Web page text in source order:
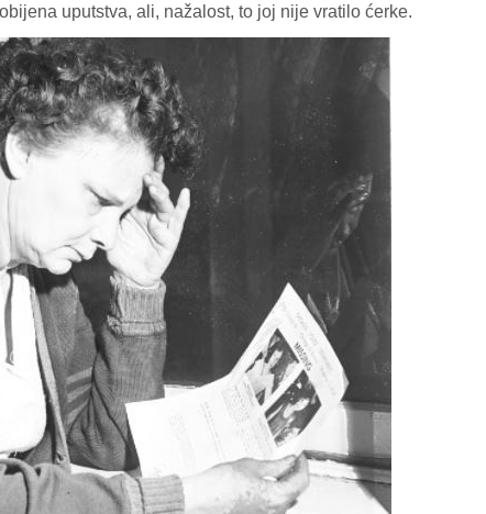
uputstva, ali, nažalost, to joj nije vratilo ćerke.